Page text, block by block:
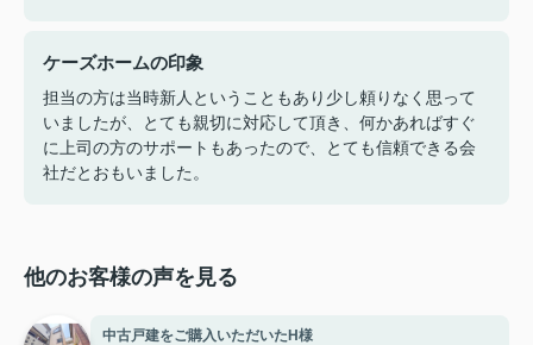
ケーズホームの印象
担当の方は当時新人ということもあり少し頼りなく思って
いましたが、とても親切に対応して頂き、何かあればすぐ
に上司の方のサポートもあったので、とても信頼できる会
社だとおもいました。
他のお客様の声を見る
中古戸建をご購入いただいたH様